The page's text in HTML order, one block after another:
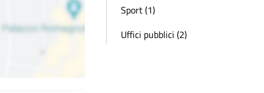
Sport (1)
Uffici pubblici (2)